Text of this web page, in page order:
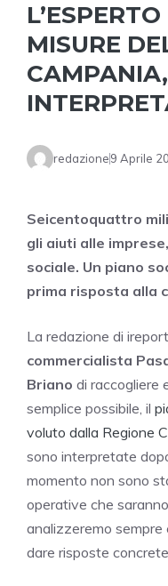
MISURE
redazione9 Aprile
Seicentoquattro
gli aiuti alle
sociale. Un piano
prima risposta alla
La redazione di
commercialista
Briano di raccogliere
semplice possibile, il
voluto dalla Regione
sono interpretate
momento non sono
operative che
analizzeremo sempre
dare risposte